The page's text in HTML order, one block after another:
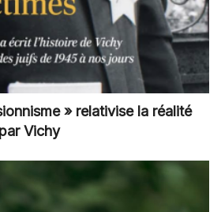
» relativise la réalité
Vichy